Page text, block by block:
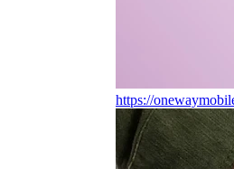
https://